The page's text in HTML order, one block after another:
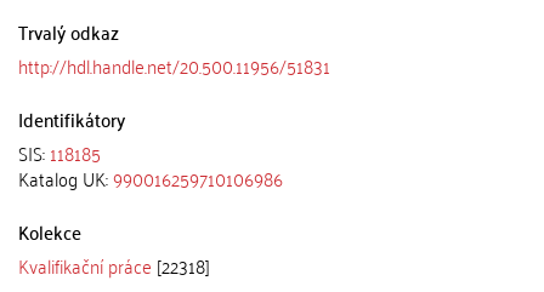
Trvalý odkaz
http://hdl.handle.net/20.500.11956/51831
Identifikátory
SIS:118185
Katalog UK:990016259710106986
Kolekce
Kvalifikační práce [22318]